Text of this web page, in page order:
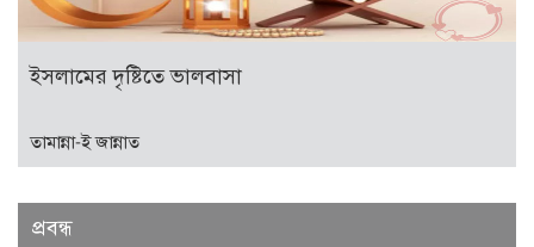
ইসলামের দৃষ্টিতে ভালবাসা
তামান্না-ই জান্নাত
প্রবন্ধ